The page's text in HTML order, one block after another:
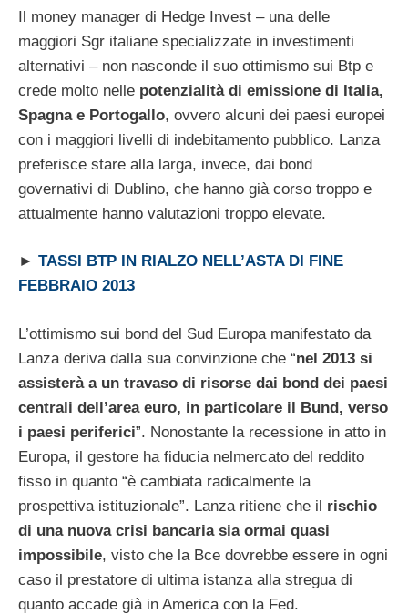
Il money manager di Hedge Invest – una delle
maggiori Sgr italiane specializzate in investimenti
alternativi – non nasconde il suo ottimismo sui Btp e
crede molto nelle potenzialità di emissione di Italia,
Spagna e Portogallo, ovvero alcuni dei paesi europei
con i maggiori livelli di indebitamento pubblico. Lanza
preferisce stare alla larga, invece, dai bond
governativi di Dublino, che hanno già corso troppo e
attualmente hanno valutazioni troppo elevate.
► TASSI BTP IN RIALZO NELL’ASTA DI FINE
FEBBRAIO 2013
L’ottimismo sui bond del Sud Europa manifestato da
Lanza deriva dalla sua convinzione che “nel 2013 si
assisterà a un travaso di risorse dai bond dei paesi
centrali dell’area euro, in particolare il Bund, verso
i paesi periferici”. Nonostante la recessione in atto in
Europa, il gestore ha fiducia nelmercato del reddito
fisso in quanto “è cambiata radicalmente la
prospettiva istituzionale”. Lanza ritiene che il rischio
di una nuova crisi bancaria sia ormai quasi
impossibile, visto che la Bce dovrebbe essere in ogni
caso il prestatore di ultima istanza alla stregua di
quanto accade già in America con la Fed.